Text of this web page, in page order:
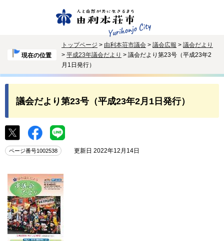
現在の位置
トップページ > 由利本荘市議会 > 議会広報 > 議会だより
> 平成23年議会だより > 議会だより第23号（平成23年2
月1日発行）
議会だより第23号（平成23年2月1日発行）
ページ番号1002538 更新日 2022年12月14日